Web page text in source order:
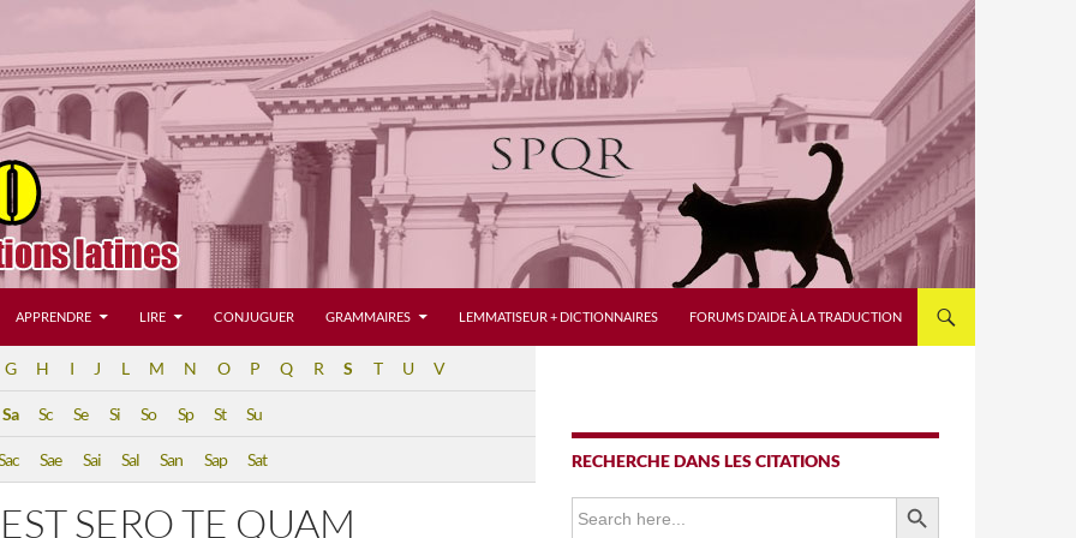
APPRENDRE LIRE CONJUGUER GRAMMAIRES LEMMATISEUR + DICTIONNAIRES FORUMS D’AIDE À LA TRADUCTION
G H I J L M N O P Q R S T U V
Sa Sc Se Si So Sp St Su
Sae Sai Sal San Sap Sat
SERO TE QUAM
RECHERCHE DANS LES CITATIONS
Search
for:
SEARCH BUTTON